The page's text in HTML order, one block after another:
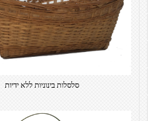
סלסלות בינוניות ללא ידיות